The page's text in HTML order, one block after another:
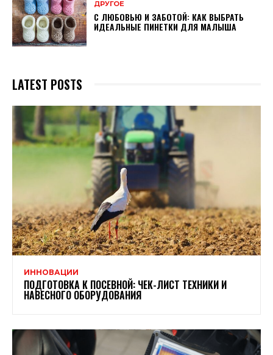
ДРУГОЕ
С ЛЮБОВЬЮ И ЗАБОТОЙ: КАК ВЫБРАТЬ
ИДЕАЛЬНЫЕ ПИНЕТКИ ДЛЯ МАЛЫША
LATEST POSTS
ИННОВАЦИИ
ПОДГОТОВКА К ПОСЕВНОЙ: ЧЕК-ЛИСТ ТЕХНИКИ И
НАВЕСНОГО ОБОРУДОВАНИЯ